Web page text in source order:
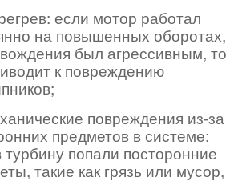
если мотор работал
на повышенных оборотах,
был агрессивным, то
к повреждению
повреждения из-за
предметов в системе:
турбину попали посторонние
такие как грязь или мусор,